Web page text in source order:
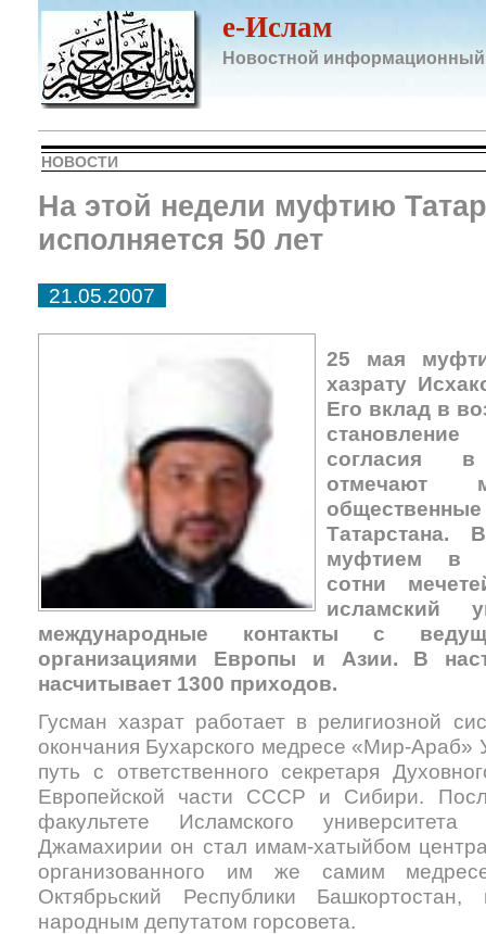
e-Ислам
Новостной информационный
НОВОСТИ
На этой недели муфтию
исполняется 50 лет
21.05.2007
25 мая
хазрату
Его вклад в
становление
согласия
отмечают
муфтием в
сотни
исламский
международные контакты с
организациями Европы и Азии. В
насчитывает 1300 приходов.
Гусман хазрат работает в религиозной
окончания Бухарского медресе «Мир-Араб»
путь с ответственного секретаря
Европейской части СССР и Сибири.
факультете Исламского
Джамахирии он стал имам-хатыйбом
организованного им же самим
Октябрьский Республики
народным депутатом горсовета.